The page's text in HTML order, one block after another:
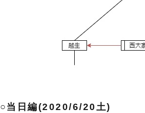
○当日編(2020/6/20土)